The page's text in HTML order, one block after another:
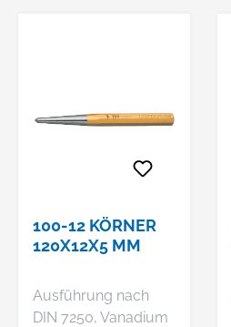
100-12 KÖRNER
120X12X5 MM
Ausführung nach
DIN 7250, Vanadium